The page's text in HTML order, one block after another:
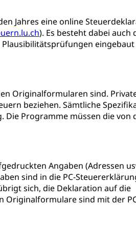
Jahres eine online
). Es besteht dabei auch
Originalformularen sind.
beziehen. Sämtliche
Die Programme müssen die von
Angaben (Adressen
sind in die PC-
sich, die Deklaration auf die
Originalformulare sind mit der
FMS und Vollzeitschulen
Kindergarten & Basisstufe
Betreuungsangebote
Pflege HF oder Studium
Luzern hslu
akademische Ausbildung,
Forschung, Entwicklung,
PH Luzern, UniLU,
Freiwilliges Kindergarten Jahr
Kindergarten & Basisstufe
parallele Einfuhr,